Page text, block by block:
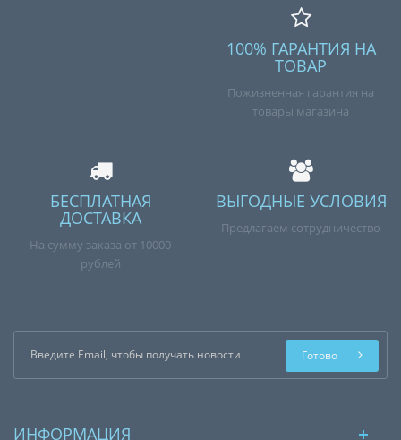
100% ГАРАНТИЯ НА
ТОВАР
Пожизненная гарантия на
товары магазина
БЕСПЛАТНАЯ
ДОСТАВКА
На сумму заказа от 10000
рублей
ВЫГОДНЫЕ УСЛОВИЯ
Предлагаем сотрудничество
Готово
ИНФОРМАЦИЯ